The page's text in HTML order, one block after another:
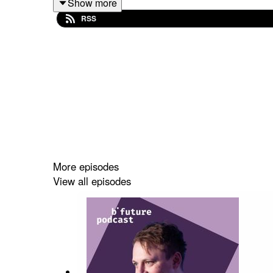
über dasb° future festival.
Credits:
Redaktion: Cristina Burack, Mirella Murri (Bonn
RSS
More episodes
View all episodes